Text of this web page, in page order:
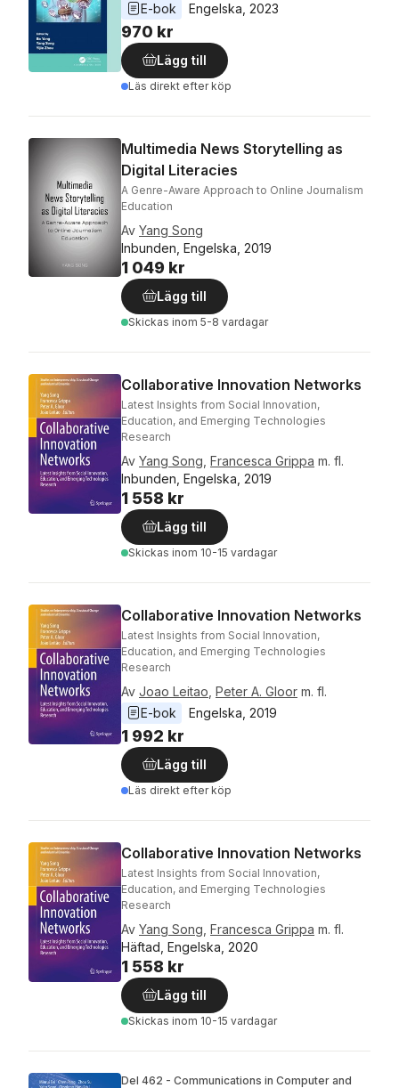
E-bok
Engelska 2023
970 kr
Lägg till
Läs direkt efter köp
Multimedia News Storytelling as
Digital Literacies
A Genre-Aware Approach to Online Journalism
Education
Av Yang Song
Inbunden, Engelska, 2019
1 049 kr
Lägg till
Skickas inom 5-8 vardagar
Collaborative Innovation Networks
Latest Insights from Social Innovation,
Education, and Emerging Technologies
Research
Av Yang Song Francesca Grippa m. fl.
Inbunden, Engelska, 2019
1 558 kr
Lägg till
Skickas inom 10-15 vardagar
Collaborative Innovation Networks
Latest Insights from Social Innovation,
Education, and Emerging Technologies
Research
Av Joao Leitao Peter A. Gloor m. fl.
E-bok
Engelska 2019
1 992 kr
Lägg till
Läs direkt efter köp
Collaborative Innovation Networks
Latest Insights from Social Innovation,
Education, and Emerging Technologies
Research
Av Yang Song Francesca Grippa m. fl.
Häftad, Engelska, 2020
1 558 kr
Lägg till
Skickas inom 10-15 vardagar
Del 462 - Communications in Computer and